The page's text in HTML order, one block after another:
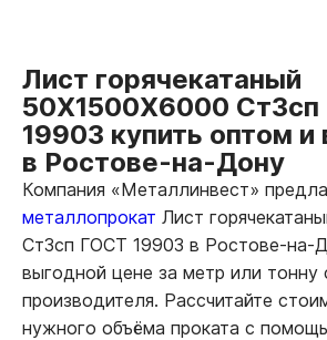
Лист горячекатаный
50Х1500Х6000
19903 купить оптом и
в Ростове-на-Дону
Компания «Металлинвест»
металлопрокат Лист
Ст3сп ГОСТ 19903 в Ростове-на-
выгодной цене за метр или тонну
производителя. Рассчитайте
нужного объёма проката с